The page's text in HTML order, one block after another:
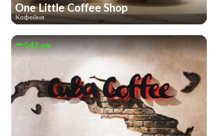
One Little Coffee Shop
Кофейня
542 км